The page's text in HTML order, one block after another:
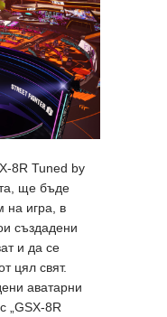
8R Tuned by
ще бъде
на игра, в
създадени
и да се
цял свят.
аватарни
„GSX‑8R